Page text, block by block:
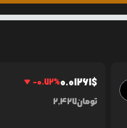
-0.72%0.01261$
2,427تومان